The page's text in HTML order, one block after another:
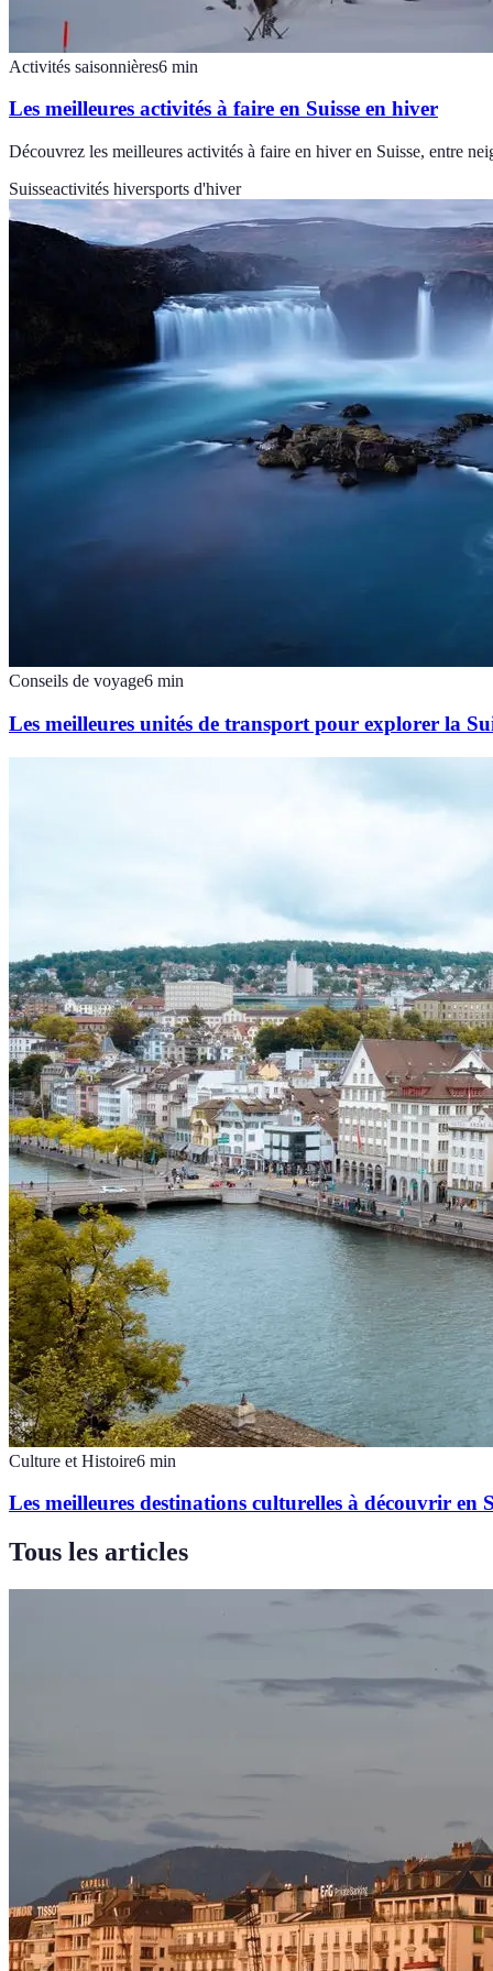
Activités saisonnières6 min
Les meilleures activités à faire en Suisse en hiver
Découvrez les meilleures activités à faire en hiver en Suisse, entre
Suisseactivités hiversports d'hiver
Conseils de voyage6 min
Les meilleures unités de transport pour explorer la
Culture et Histoire6 min
Les meilleures destinations culturelles à découvrir en
Tous les articles